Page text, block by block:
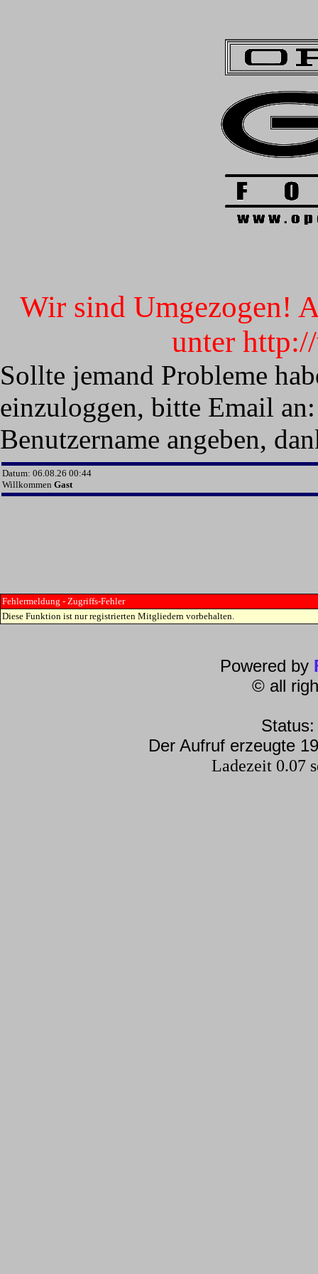
Wir sind Umgezogen!
unter
Sollte jemand Probleme
einzuloggen, bitte Email
Benutzername angeben,
Datum: 06.08.26 00:44
Willkommen Gast
Fehlermeldung - Zugriffs-Fehler
Diese Funktion ist nur registrierten Mitgliedern vorbehalten.
Powered by
© all
Der Aufruf erzeugte
Ladezeit 0.07